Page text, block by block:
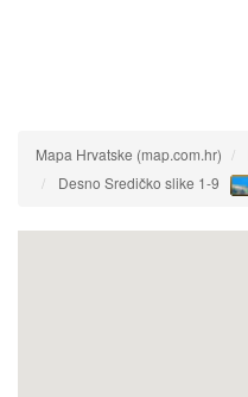
Mapa Hrvatske (map.com.hr)
Desno Sredičko slike 1-9